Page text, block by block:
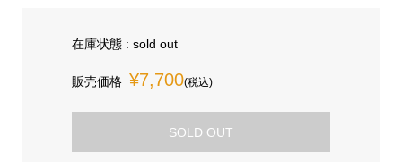
在庫状態 : sold out
販売価格 ¥7,700(税込)
SOLD OUT